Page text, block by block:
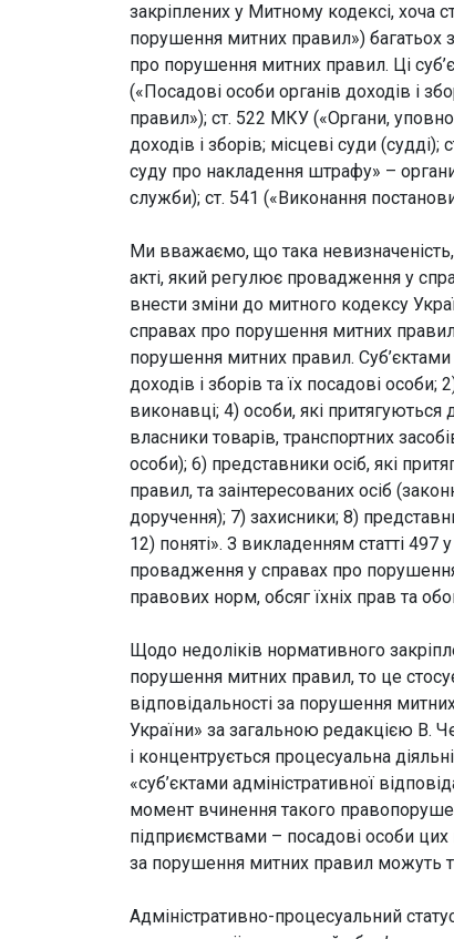
закріплених у Митному кодексі, хоча
порушення митних правил») багатьох
про порушення митних правил. Ці
(«Посадові особи органів доходів і
правил»); ст. 522 МКУ («Органи,
доходів і зборів; місцеві суди
суду про накладення штрафу» –
служби); ст. 541 («Виконання
Ми вважаємо, що така
акті, який регулює провадження у
внести зміни до митного кодексу
справах про порушення митних
порушення митних правил.
доходів і зборів та їх посадові
виконавці; 4) особи, які
власники товарів, транспортних
особи); 6) представники осіб, які
правил, та заінтересованих осіб
доручення); 7) захисники; 8)
12) поняті». З викладенням статті 497
провадження у справах про
правових норм, обсяг їхніх прав та
Щодо недоліків нормативного
порушення митних правил, то це
відповідальності за порушення
України» за загальною редакцією В.
і концентрується процесуальна
«суб’єктами адміністративної
момент вчинення такого
підприємствами – посадові особи цих
за порушення митних правил можуть
Адміністративно-процесуальний